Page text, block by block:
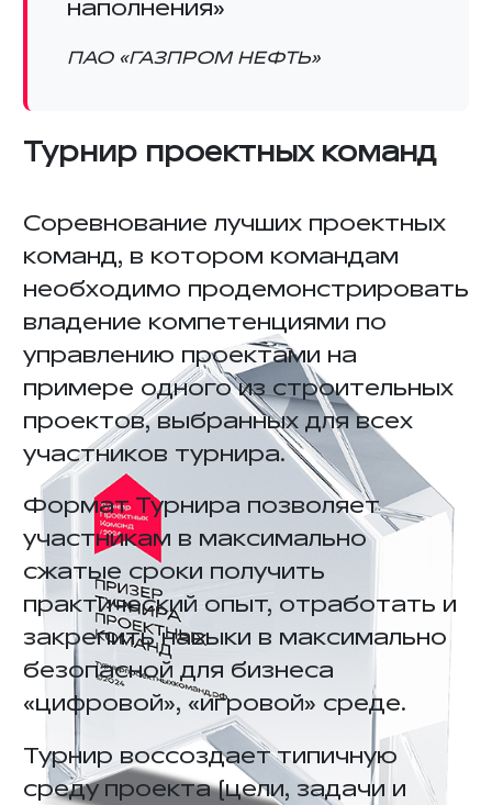
наполнения»
ПАО «ГАЗПРОМ НЕФТЬ»
Турнир проектных команд
Соревнование лучших проектных
команд, в котором командам
необходимо продемонстрировать
владение компетенциями по
управлению проектами на
примере одного из строительных
проектов, выбранных для всех
участников турнира.
Формат Турнира позволяет
участникам в максимально
сжатые сроки получить
практический опыт, отработать и
закрепить навыки в максимально
безопасной для бизнеса
«цифровой», «игровой» среде.
Турнир воссоздает типичную
среду проекта (цели, задачи и